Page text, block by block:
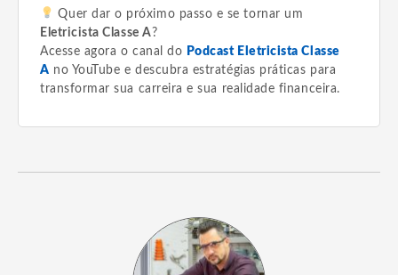
Quer dar o próximo passo e se tornar um
Eletricista Classe A?
Acesse agora o canal do Podcast Eletricista Classe
A no YouTube e descubra estratégias práticas para
transformar sua carreira e sua realidade financeira.